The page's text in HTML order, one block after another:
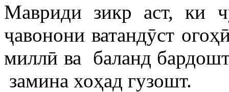
Мавриди зикр аст, ки
ҷавонони ватандӯст
миллӣ ва баланд
замина хоҳад гузошт.